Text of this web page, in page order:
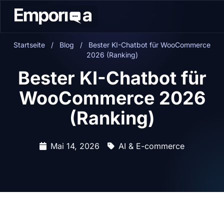
Startseite / Blog /
Bester KI-Chatbot für WooCommerce
2026 (Ranking)
Bester KI-Chatbot für
WooCommerce 2026
(Ranking)
Mai 14, 2026 AI & E-commerce